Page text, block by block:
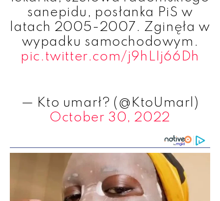
sanepidu, posłanka PiS w
latach 2005-2007. Zginęła w
wypadku samochodowym.
pic.twitter.com/j9hLIj66Dh
— Kto umarł? (@KtoUmarl)
October 30, 2022